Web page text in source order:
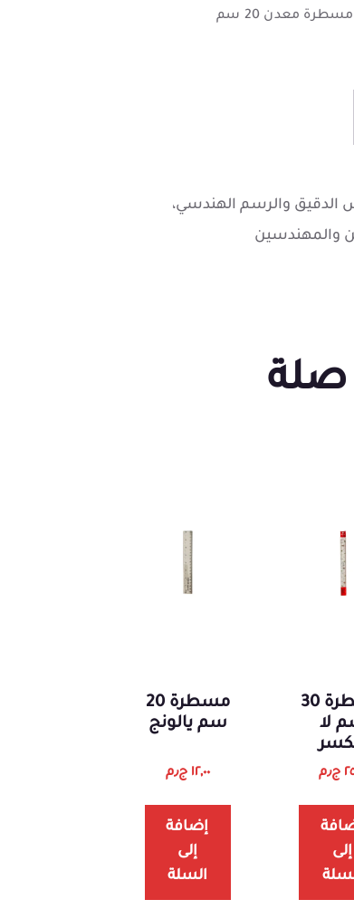
مسطرة معدن 20 سم
مثالية للقياس الدقيق والرسم الهندسي،
والمهندسين
صلة
مسطرة 30
لا
ج٫م
إلى
مسطرة 20
سم يالونج
١٢,٠٠ ج٫م
إضافة
إلى
السلة